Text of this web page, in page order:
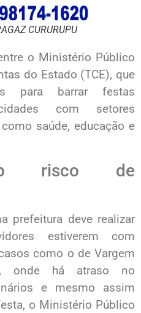
CURURUPU
o Ministério Público
do Estado (TCE), que
para barrar festas
com setores
saúde, educação e
risco de
prefeitura deve realizar
estiverem com
como o de Vargem
onde há atraso no
e mesmo assim
o Ministério Público